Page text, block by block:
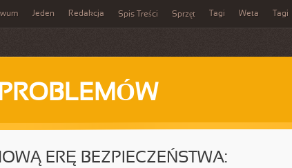
Jeden Redakcja Spis Treści Sprzęt Tagi Weta Tagi
ERĘ BEZPIECZEŃSTWA: